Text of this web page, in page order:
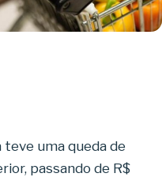
teve uma queda de
, passando de R$